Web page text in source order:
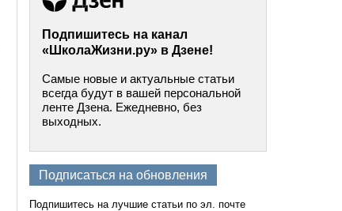
Подпишитесь на канал
«ШколаЖизни.ру» в Дзене!
Самые новые и актуальные статьи
всегда будут в вашей персональной
ленте Дзена. Ежедневно, без
выходных.
Подписаться на обновления
Подпишитесь на лучшие статьи по эл. почте